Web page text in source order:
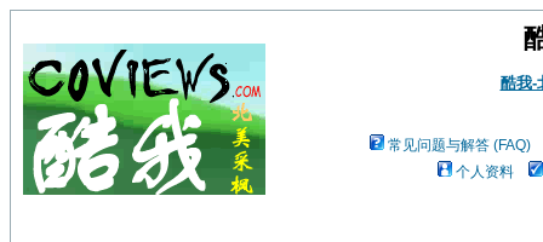
酷我-
常见问题与解答 (FAQ)
个人资料